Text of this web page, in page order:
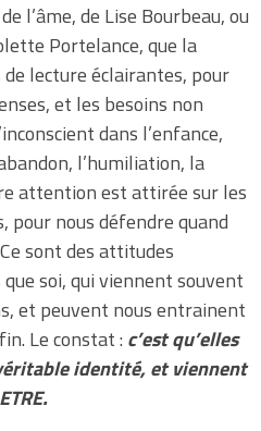
l’âme, de Lise Bourbeau, ou
Portelance, que la
lecture éclairantes, pour
et les besoins non
dans l’enfance,
l’humiliation, la
attention est attirée sur les
pour nous défendre quand
sont des attitudes
soi, qui viennent souvent
et peuvent nous entrainent
Le constat : c’est qu’elles
identité, et viennent